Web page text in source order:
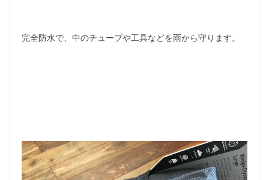
完全防水で、中のチューブや工具などを雨から守ります。